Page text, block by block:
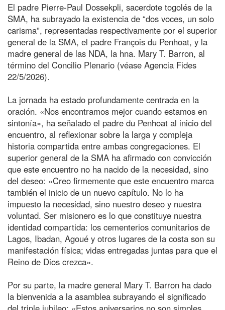
El padre Pierre-Paul Dossekpli, sacerdote togolés de la
SMA, ha subrayado la existencia de “dos voces, un solo
carisma”, representadas respectivamente por el superior
general de la SMA, el padre François du Penhoat, y la
madre general de las NDA, la hna. Mary T. Barron, al
término del Concilio Plenario (véase Agencia Fides
22/5/2026).
La jornada ha estado profundamente centrada en la
oración. «Nos encontramos mejor cuando estamos en
sintonía», ha señalado el padre du Penhoat al inicio del
encuentro, al reflexionar sobre la larga y compleja
historia compartida entre ambas congregaciones. El
superior general de la SMA ha afirmado con convicción
que este encuentro no ha nacido de la necesidad, sino
del deseo: «Creo firmemente que este encuentro marca
también el inicio de un nuevo capítulo. No lo ha
impuesto la necesidad, sino nuestro deseo y nuestra
voluntad. Ser misionero es lo que constituye nuestra
identidad compartida: los cementerios comunitarios de
Lagos, Ibadan, Agoué y otros lugares de la costa son su
manifestación física; vidas entregadas juntas para que el
Reino de Dios crezca».
Por su parte, la madre general Mary T. Barron ha dado
la bienvenida a la asamblea subrayando el significado